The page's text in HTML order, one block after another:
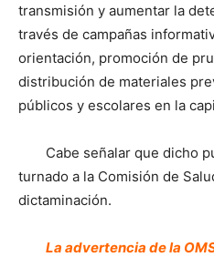
transmisión y aumentar la
través de campañas
orientación, promoción de
distribución de materiales
públicos y escolares en la
Cabe señalar que dicho
turnado a la Comisión de
dictaminación.
La advertencia de la